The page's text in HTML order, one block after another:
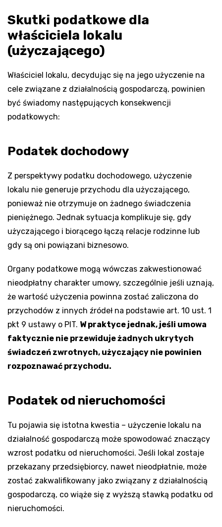
Skutki podatkowe dla
właściciela lokalu
(użyczającego)
Właściciel lokalu, decydując się na jego użyczenie na
cele związane z działalnością gospodarczą, powinien
być świadomy następujących konsekwencji
podatkowych:
Podatek dochodowy
Z perspektywy podatku dochodowego, użyczenie
lokalu nie generuje przychodu dla użyczającego,
ponieważ nie otrzymuje on żadnego świadczenia
pieniężnego. Jednak sytuacja komplikuje się, gdy
użyczającego i biorącego łączą relacje rodzinne lub
gdy są oni powiązani biznesowo.
Organy podatkowe mogą wówczas zakwestionować
nieodpłatny charakter umowy, szczególnie jeśli uznają,
że wartość użyczenia powinna zostać zaliczona do
przychodów z innych źródeł na podstawie art. 10 ust. 1
pkt 9 ustawy o PIT. W praktyce jednak, jeśli umowa
faktycznie nie przewiduje żadnych ukrytych
świadczeń zwrotnych, użyczający nie powinien
rozpoznawać przychodu.
Podatek od nieruchomości
Tu pojawia się istotna kwestia – użyczenie lokalu na
działalność gospodarczą może spowodować znaczący
wzrost podatku od nieruchomości. Jeśli lokal zostaje
przekazany przedsiębiorcy, nawet nieodpłatnie, może
zostać zakwalifikowany jako związany z działalnością
gospodarczą, co wiąże się z wyższą stawką podatku od
nieruchomości.